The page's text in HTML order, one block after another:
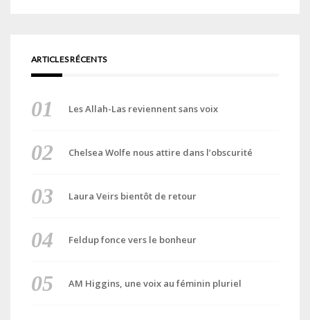
ARTICLES RÉCENTS
Les Allah-Las reviennent sans voix
Chelsea Wolfe nous attire dans l’obscurité
Laura Veirs bientôt de retour
Feldup fonce vers le bonheur
AM Higgins, une voix au féminin pluriel